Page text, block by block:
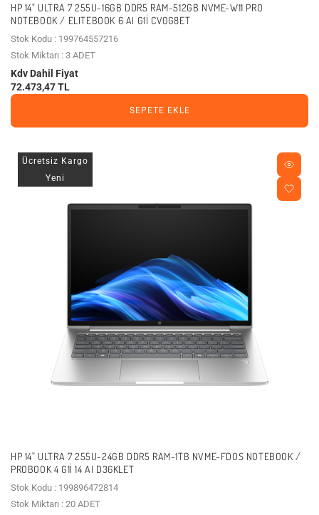
HP 14" ULTRA 7 255U-16GB DDR5 RAM-512GB NVME-W11 PRO
NOTEBOOK / ELITEBOOK 6 AI G1I CV0G8ET
Stok Kodu : 199764557216
Stok Miktarı : 3 ADET
Kdv Dahil Fiyat
72.473,47 TL
SEPETE EKLE
Ücretsiz Kargo
Yeni
HP 14" ULTRA 7 255U-24GB DDR5 RAM-1TB NVME-FDOS NOTEBOOK /
PROBOOK 4 G1I 14 AI D36KLET
Stok Kodu : 199896472814
Stok Miktarı : 20 ADET